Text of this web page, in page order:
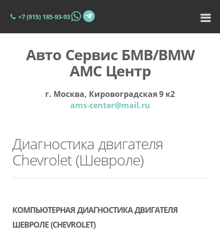
+7 (915) 185-93-93
Авто Сервис БМВ/BMW
АМС Центр
г. Москва, Кировоградская 9 к2
ams-center@mail.ru
Диагностика двигателя
Сhevrolet (Шевроле)
КОМПЬЮТЕРНАЯ ДИАГНОСТИКА ДВИГАТЕЛЯ
ШЕВРОЛЕ (CHEVROLET)